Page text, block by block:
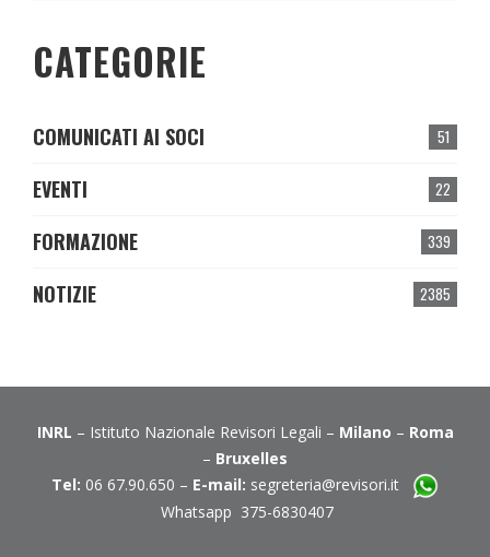
CATEGORIE
51
COMUNICATI AI SOCI
22
EVENTI
339
FORMAZIONE
2385
NOTIZIE
INRL – Istituto Nazionale Revisori Legali – Milano – Roma
– Bruxelles
Tel: 06 67.90.650 – E-mail: segreteria@revisori.it
Whatsapp 375-6830407